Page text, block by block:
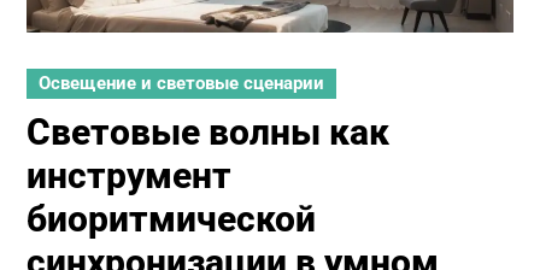
Освещение и световые сценарии
Световые волны как
инструмент
биоритмической